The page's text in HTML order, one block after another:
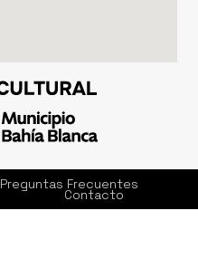
Preguntas Frecuentes
Contacto